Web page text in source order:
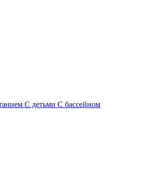
С детьми С бассейном